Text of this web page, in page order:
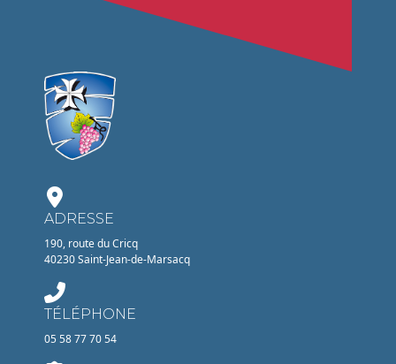
ADRESSE
190, route du Cricq
40230 Saint-Jean-de-Marsacq
TÉLÉPHONE
05 58 77 70 54